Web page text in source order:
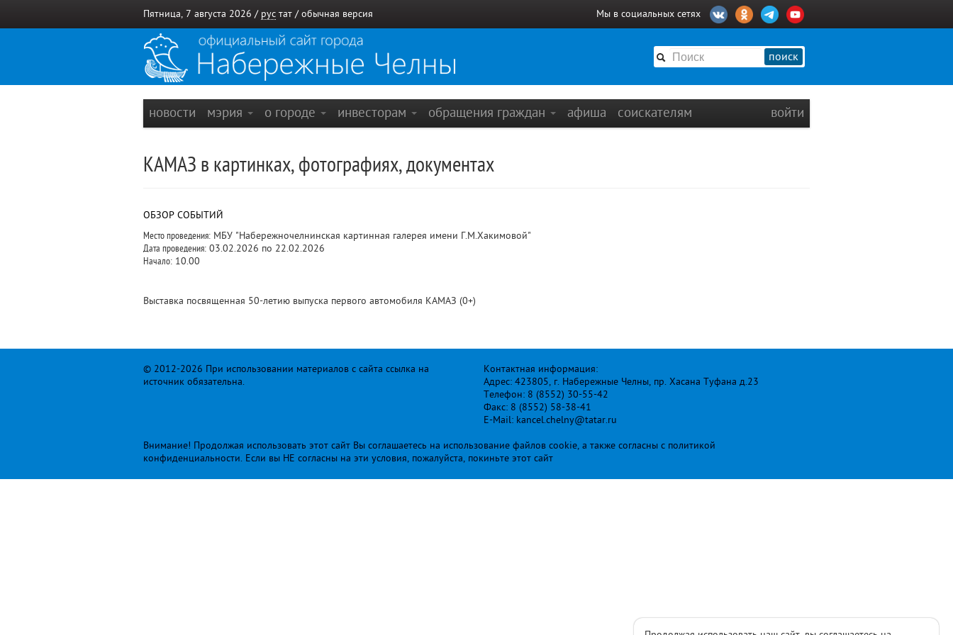
Пятница, 7 августа 2026 / рус тат / обычная версия Мы в социальных сетях
поиск
новости мэрия о городе инвесторам обращения граждан афиша соискателям войти
КАМАЗ в картинках, фотографиях, документах
ОБЗОР СОБЫТИЙ
Место проведения: МБУ "Набережночелнинская картинная галерея имени Г.М.Хакимовой"
Дата проведения: 03.02.2026 по 22.02.2026
Начало: 10.00
Выставка посвященная 50-летию выпуска первого автомобиля КАМАЗ (0+)
© 2012-2026 При использовании материалов с сайта ссылка на
источник обязательна.
Контактная информация:
Адрес: 423805, г. Набережные Челны, пр. Хасана Туфана д.23
Телефон: 8 (8552) 30-55-42
Факс: 8 (8552) 58-38-41
E-Mail: kancel.chelny@tatar.ru
Внимание! Продолжая использовать этот сайт Вы соглашаетесь на использование файлов cookie, а также согласны с политикой
конфиденциальности. Если вы НЕ согласны на эти условия, пожалуйста, покиньте этот сайт